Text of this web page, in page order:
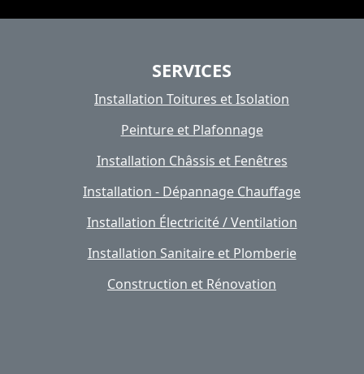
SERVICES
Installation Toitures et Isolation
Peinture et Plafonnage
Installation Châssis et Fenêtres
Installation - Dépannage Chauffage
Installation Électricité / Ventilation
Installation Sanitaire et Plomberie
Construction et Rénovation